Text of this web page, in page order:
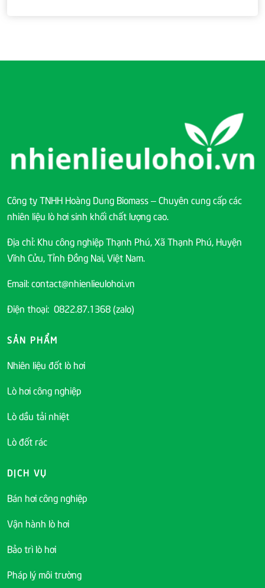
Công ty TNHH Hoàng Dung Biomass – Chuyên cung cấp các
nhiên liệu lò hơi sinh khối chất lượng cao.
Địa chỉ: Khu công nghiệp Thạnh Phú, Xã Thạnh Phú, Huyện
Vĩnh Cửu, Tỉnh Đồng Nai, Việt Nam.
Email: contact@nhienlieulohoi.vn
Điện thoại: 0822.87.1368 (zalo)
SẢN PHẨM
Nhiên liệu đốt lò hơi
Lò hơi công nghiệp
Lò dầu tải nhiệt
Lò đốt rác
DỊCH VỤ
Bán hơi công nghiệp
Vận hành lò hơi
Bảo trì lò hơi
Pháp lý môi trường